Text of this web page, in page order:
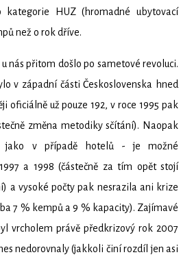
HUZ (hromadné ubytovací
než o rok dříve.
nás přitom došlo po sametové revoluci.
v západní části Československa hned
oficiálně už pouze 192, v roce 1995 pak
změna metodiky sčítání). Naopak
jako v případě hotelů - je možné
a 1998 (částečně za tím opět stojí
a vysoké počty pak nesrazila ani krize
7 % kempů a 9 % kapacity). Zajímavé
vrcholem právě předkrizový rok 2007
nedorovnaly (jakkoli činí rozdíl jen asi